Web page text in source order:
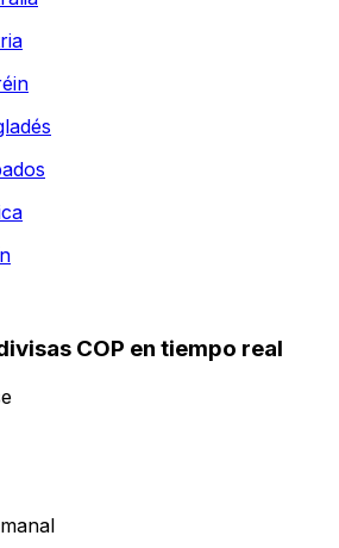
COP en tiempo real